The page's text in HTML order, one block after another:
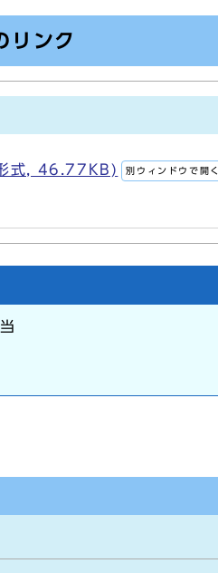
リンク
式, 46.77KB) 別ウィンドウで開く